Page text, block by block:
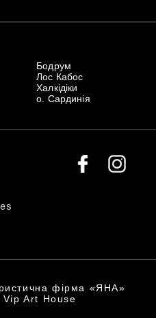
Бодрум
Лос Кабос
Халкідіки
о. Сардинія
фірма «ЯНА»
Vip Art House